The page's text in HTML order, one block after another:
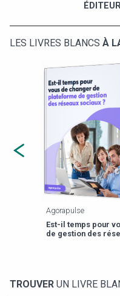
LES LIVRES BLANCS À
Agorapulse
Est-il temps pour
de gestion des
TROUVER UN LIVRE